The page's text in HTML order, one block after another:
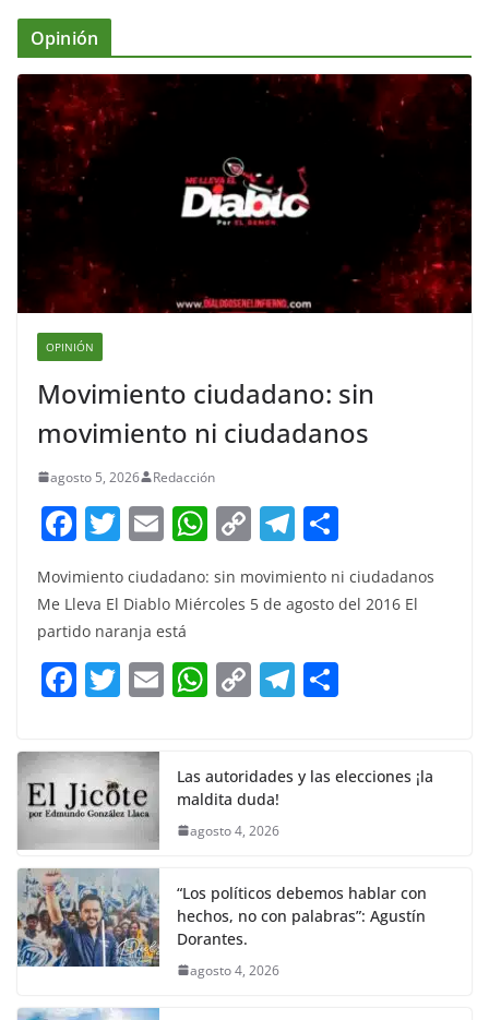
Opinión
OPINIÓN
Movimiento ciudadano: sin
movimiento ni ciudadanos
agosto 5, 2026 Redacción
F
a
c
e
b
o
k
T
w
itt
er
E
m
ai
l
W
h
at
A
p
C
p
Li
n
T
e
gr
a
m
h
ar
Movimiento ciudadano: sin movimiento ni ciudadanos
Me Lleva El Diablo Miércoles 5 de agosto del 2016 El
partido naranja está
F
c
e
b
o
o
k
T
itt
er
E W
s
A
p
C
y
Li
k
T
gr e
Las autoridades y las elecciones ¡la
maldita duda!
agosto 4, 2026
“Los políticos debemos hablar con
hechos, no con palabras”: Agustín
Dorantes.
agosto 4, 2026